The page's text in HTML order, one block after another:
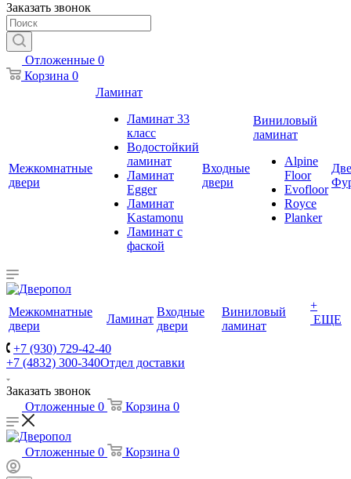
Заказать звонок
Отложенные 0
Корзина 0
Межкомнатные
двери
Ламинат
Ламинат 33
класс
Водостойкий
ламинат
Ламинат
Egger
Ламинат
Kastamonu
Ламинат с
фаской
Входные
двери
Виниловый
ламинат
Alpine
Floor
Evofloor
Royce
Planker
Межкомнатные
двери
Ламинат
Входные
двери
Виниловый
ламинат
+
ЕЩЕ
+7 (930) 729-42-40
+7 (4832) 300-340Отдел доставки
Заказать звонок
Отложенные 0 Корзина 0
Отложенные 0 Корзина 0